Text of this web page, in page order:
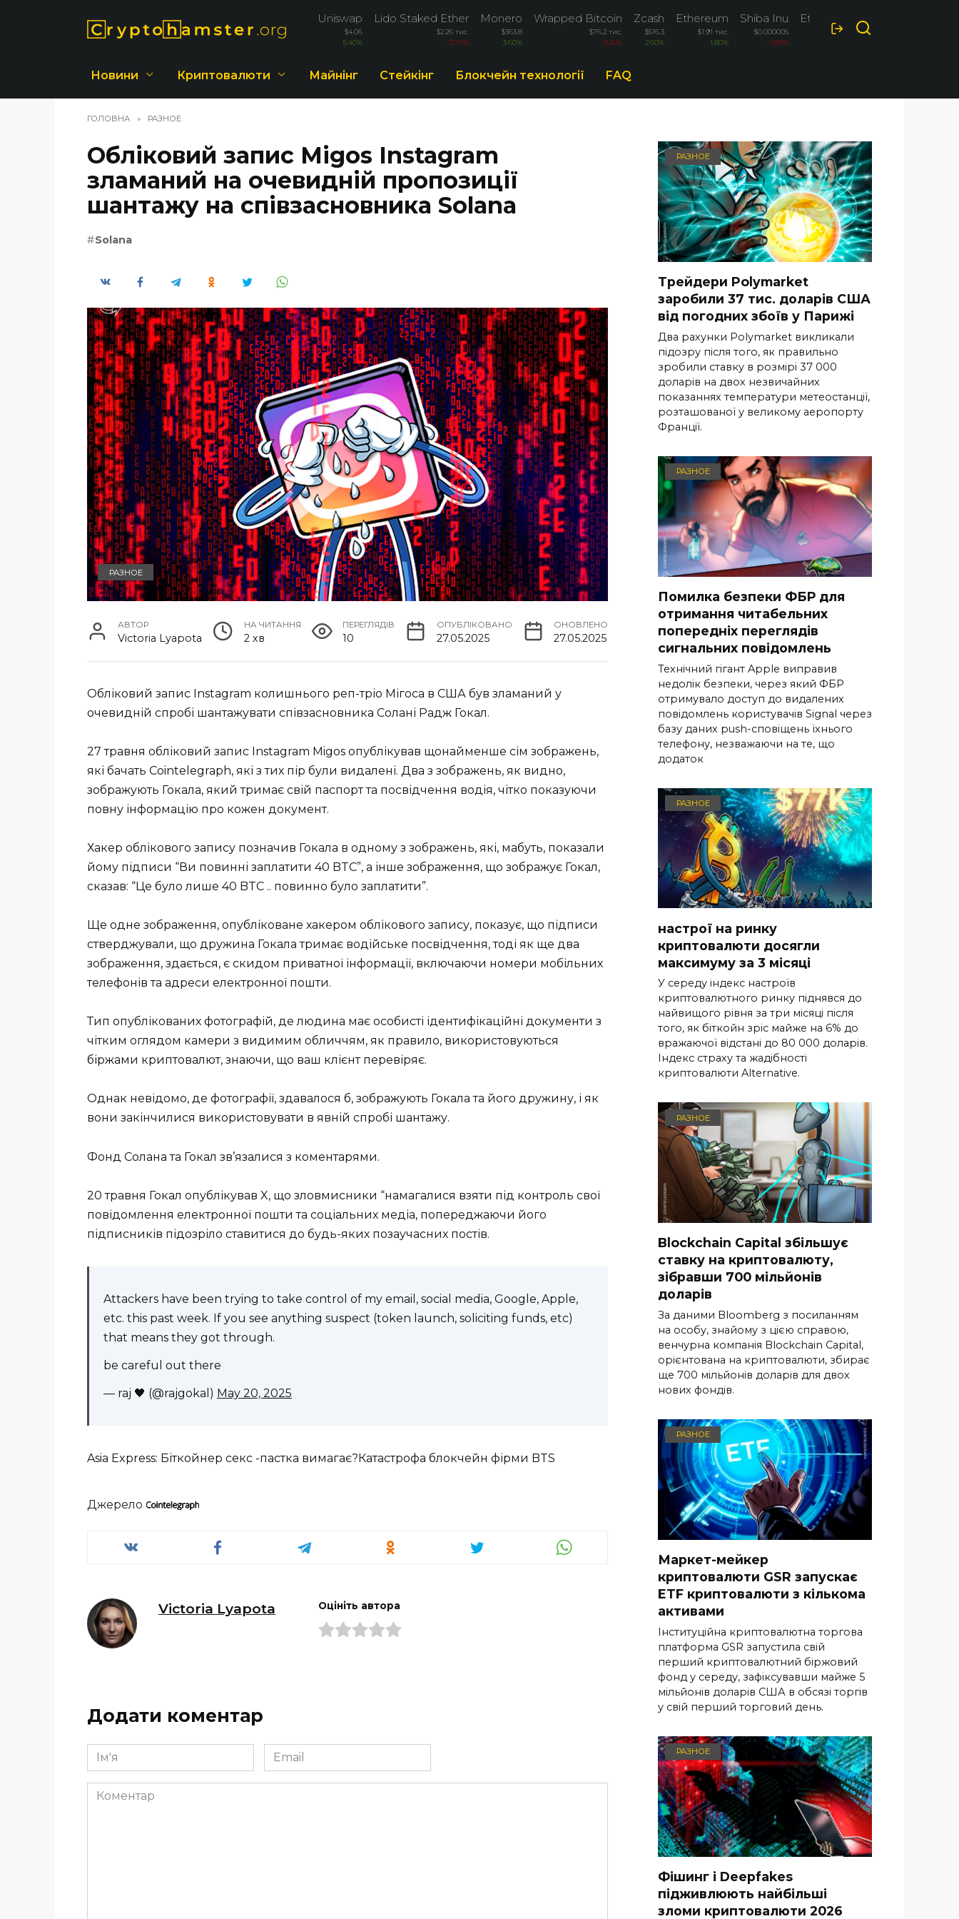
Uniswap
$4.06
5.40%
Lido Staked Ether
$2.26 тис.
-3.76%
Monero
$363.8
3.60%
Wrapped Bitcoin
$76.2 тис.
-3.26%
Zcash
$516.3
2.60%
Ethereum
$1.91 тис.
1.80%
Shiba Inu
$0.000005
-1.80%
Ethereum Classic
Новини Криптовалюти Майнінг Стейкінг Блокчейн технології FAQ
ГОЛОВНА » РАЗНОЕ
Обліковий запис Migos Instagram
зламаний на очевидній пропозиції
шантажу на співзасновника Solana
Solana
РАЗНОЕ
АВТОР
Victoria Lyapota
НА ЧИТАННЯ
2 хв
ПЕРЕГЛЯДІВ
10
ОПУБЛІКОВАНО
27.05.2025
ОНОВЛЕНО
27.05.2025
Обліковий запис Instagram колишнього реп-тріо Мігоса в США був зламаний у
очевидній спробі шантажувати співзасновника Солані Радж Гокал.
27 травня обліковий запис Instagram Migos опублікував щонайменше сім зображень,
які бачать Cointelegraph, які з тих пір були видалені. Два з зображень, як видно,
зображують Гокала, який тримає свій паспорт та посвідчення водія, чітко показуючи
повну інформацію про кожен документ.
Хакер облікового запису позначив Гокала в одному з зображень, які, мабуть, показали
йому підписи “Ви повинні заплатити 40 BTC”, а інше зображення, що зображує Гокал,
сказав: “Це було лише 40 BTC .. повинно було заплатити”.
Ще одне зображення, опубліковане хакером облікового запису, показує, що підписи
стверджували, що дружина Гокала тримає водійське посвідчення, тоді як ще два
зображення, здається, є скидом приватної інформації, включаючи номери мобільних
телефонів та адреси електронної пошти.
Тип опублікованих фотографій, де людина має особисті ідентифікаційні документи з
чітким оглядом камери з видимим обличчям, як правило, використовуються
біржами криптовалют, знаючи, що ваш клієнт перевіряє.
Однак невідомо, де фотографії, здавалося б, зображують Гокала та його дружину, і як
вони закінчилися використовувати в явній спробі шантажу.
Фонд Солана та Гокал зв’язалися з коментарями.
20 травня Гокал опублікував X, що зловмисники “намагалися взяти під контроль свої
повідомлення електронної пошти та соціальних медіа, попереджаючи його
підписників підозріло ставитися до будь-яких позаучасних постів.
Attackers have been trying to take control of my email, social media, Google, Apple,
etc. this past week. If you see anything suspect (token launch, soliciting funds, etc)
that means they got through.
be careful out there
— raj 🖤 (@rajgokal) May 20, 2025
Asia Express: Біткойнер секс -пастка вимагає?Катастрофа блокчейн фірми BTS
Джерело
Victoria Lyapota Оцініть автора
Додати коментар
Ім'я
*
Email
*
Коментар
РАЗНОЕ
Трейдери Polymarket
заробили 37 тис. доларів США
від погодних збоїв у Парижі
Два рахунки Polymarket викликали
підозру після того, як правильно
зробили ставку в розмірі 37 000
доларів на двох незвичайних
показаннях температури метеостанції,
розташованої у великому аеропорту
Франції.
РАЗНОЕ
Помилка безпеки ФБР для
отримання читабельних
попередніх переглядів
сигнальних повідомлень
Технічний гігант Apple виправив
недолік безпеки, через який ФБР
отримувало доступ до видалених
повідомлень користувачів Signal через
базу даних push-сповіщень їхнього
телефону, незважаючи на те, що
додаток
РАЗНОЕ
настрої на ринку
криптовалюти досягли
максимуму за 3 місяці
У середу індекс настроїв
криптовалютного ринку піднявся до
найвищого рівня за три місяці після
того, як біткойн зріс майже на 6% до
вражаючої відстані до 80 000 доларів.
Індекс страху та жадібності
криптовалюти Alternative.
РАЗНОЕ
Blockchain Capital збільшує
ставку на криптовалюту,
зібравши 700 мільйонів
доларів
За даними Bloomberg з посиланням
на особу, знайому з цією справою,
венчурна компанія Blockchain Capital,
орієнтована на криптовалюти, збирає
ще 700 мільйонів доларів для двох
нових фондів.
РАЗНОЕ
Маркет-мейкер
криптовалюти GSR запускає
ETF криптовалюти з кількома
активами
Інституційна криптовалютна торгова
платформа GSR запустила свій
перший криптовалютний біржовий
фонд у середу, зафіксувавши майже 5
мільйонів доларів США в обсязі торгів
у свій перший торговий день.
РАЗНОЕ
Фішинг і Deepfakes
підживлюють найбільші
зломи криптовалюти 2026